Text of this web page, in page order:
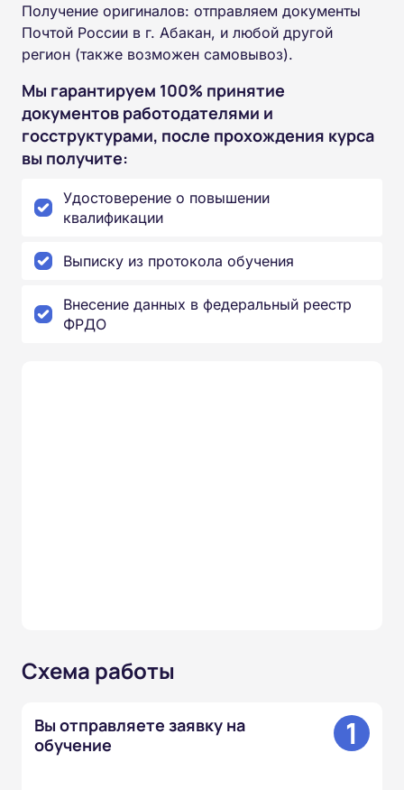
Получение оригиналов: отправляем документы
Почтой России в г. Абакан, и любой другой
регион (также возможен самовывоз).
Мы гарантируем 100% принятие
документов работодателями и
госструктурами, после прохождения курса
вы получите:
Удостоверение о повышении
квалификации
Выписку из протокола обучения
Внесение данных в федеральный реестр
ФРДО
Схема работы
Вы отправляете заявку на
обучение
1